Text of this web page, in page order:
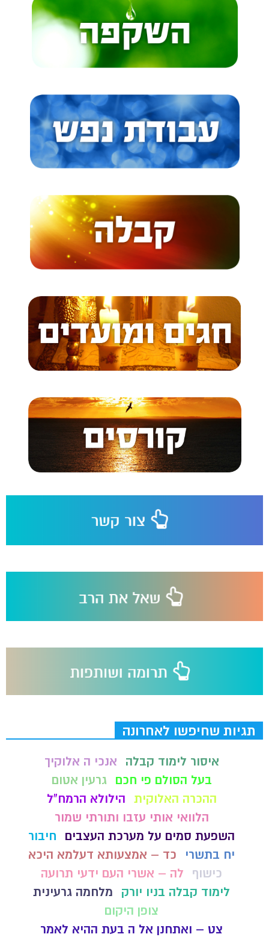
תגיות שחיפשו לאחרונה
איסור לימוד קבלה
אנכי ה אלוקיך
בעל הסולם פי חכם
גרעין אטום
ההכרה האלוקית הילולא הרמח"ל
הלוואי אותי עזבו ותורתי שמור
השפעת סמים על מערכת העצבים
חיבור
יח בתשרי
כד – אמצעותא דעלמא היכא
כישוף
לה – אשרי העם ידעי תרועה
לימוד קבלה בניו יורק
מלחמה גרעינית
צופן היקום
צט – ואתחנן אל ה בעת ההיא לאמר